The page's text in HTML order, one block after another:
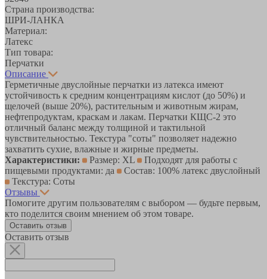
Страна производства:
ШРИ-ЛАНКА
Материал:
Латекс
Тип товара:
Перчатки
Описание
Герметичные двуслойные перчатки из латекса имеют
устойчивость к средним концентрациям кислот (до 50%) и
щелочей (выше 20%), растительным и животным жирам,
нефтепродуктам, краскам и лакам. Перчатки КЩС-2 это
отличный баланс между толщиной и тактильной
чувствительностью. Текстура "соты" позволяет надежно
захватить сухие, влажные и жирные предметы.
Характеристики:
Размер: XL
Подходят для работы с
пищевыми продуктами: да
Состав: 100% латекс двуслойный
Текстура: Соты
Отзывы
Помогите другим пользователям с выбором — будьте первым,
кто поделится своим мнением об этом товаре.
Оставить отзыв
Оставить отзыв